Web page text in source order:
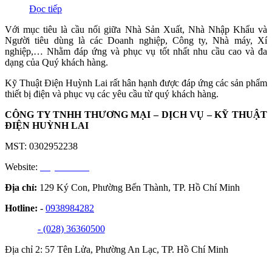
Đọc tiếp
Với mục tiêu là cầu nối giữa Nhà Sản Xuất, Nhà Nhập Khẩu và
Người tiêu dùng là các Doanh nghiệp, Công ty, Nhà máy, Xí
nghiệp,… Nhằm đáp ứng và phục vụ tốt nhất nhu cầu cao và đa
dạng của Quý khách hàng.
Kỹ Thuật Điện Huỳnh Lai rất hân hạnh được đáp ứng các sản phẩm
thiết bị điện và phục vụ các yêu cầu từ quý khách hàng.
CÔNG TY TNHH THƯƠNG MẠI – DỊCH VỤ – KỸ THUẬT
ĐIỆN HUỲNH LAI
MST: 0302952238
Website:
Địa chỉ: 129 Ký Con, Phường Bến Thành, TP. Hồ Chí Minh
Hotline: - 0938984282
- (028) 36360500
Địa chỉ 2: 57 Tên Lửa, Phường An Lạc, TP. Hồ Chí Minh